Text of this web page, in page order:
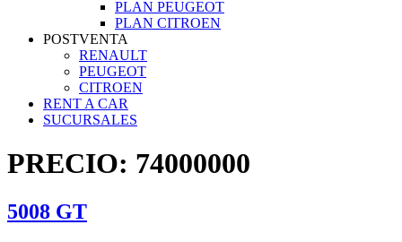
PLAN PEUGEOT
PLAN CITROEN
POSTVENTA
RENAULT
PEUGEOT
CITROEN
RENT A CAR
SUCURSALES
PRECIO: 74000000
5008 GT